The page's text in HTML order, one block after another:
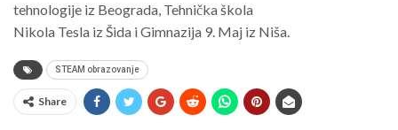
tehnologije iz Beograda, Tehnička škola
Nikola Tesla iz Šida i Gimnazija 9. Maj iz Niša.
STEAM obrazovanje
Share